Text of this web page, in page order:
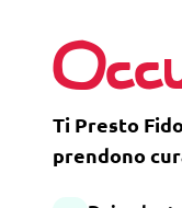
Ti Presto
prendono